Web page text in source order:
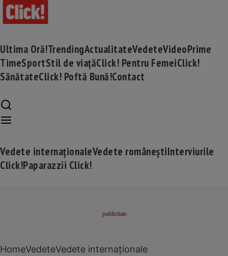
Ultima Oră!TrendingActualitateVedeteVideoPrime
TimeSportStil de viațăClick! Pentru FemeiClick!
SănătateClick! Poftă Bună!Contact
Vedete internaționaleVedete româneștiInterviurile
Click!Paparazzii Click!
HomeVedeteVedete internaționale